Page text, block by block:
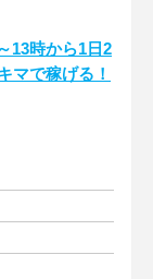
13時から1日2
マで稼げる！